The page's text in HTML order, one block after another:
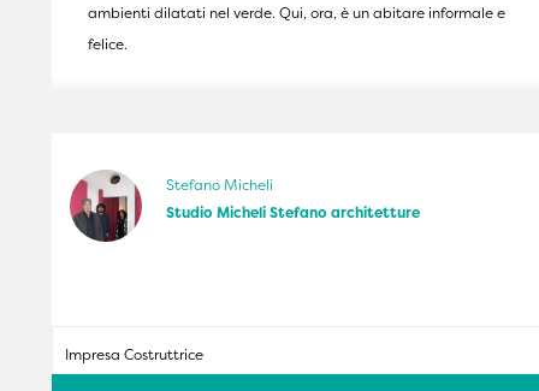
ambienti dilatati nel verde. Qui, ora, è un abitare informale e
felice.
Stefano Micheli
Studio Micheli Stefano architetture
Impresa Costruttrice